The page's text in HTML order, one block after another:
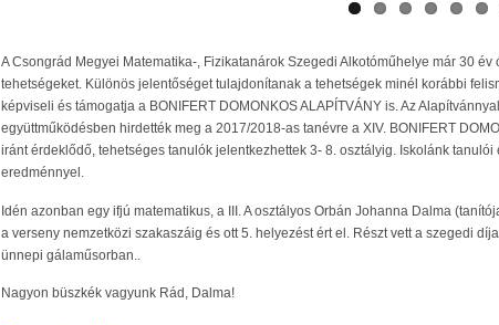
A Csongrád Megyei Matematika-, Fizikatanárok Szegedi Alkotóműhelye már 30
tehetségeket. Különös jelentőséget tulajdonítanak a tehetségek minél korábbi
képviseli és támogatja a BONIFERT DOMONKOS ALAPÍTVÁNY is. Az
együttműködésben hirdették meg a 2017/2018-as tanévre a XIV. BONIFERT
iránt érdeklődő, tehetséges tanulók jelentkezhettek 3- 8. osztályig. Iskolánk
eredménnyel.
Idén azonban egy ifjú matematikus, a III. A osztályos Orbán Johanna Dalma
a verseny nemzetközi szakaszáig és ott 5. helyezést ért el. Részt vett a szegedi
ünnepi gálaműsorban..
Nagyon büszkék vagyunk Rád, Dalma!